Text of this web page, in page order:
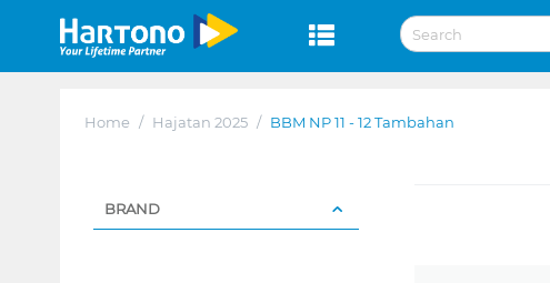
Home / Hajatan 2025 / BBM NP 11 - 12 Tambahan
BRAND